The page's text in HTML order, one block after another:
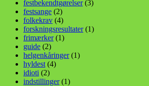
festbekendtgørelser(3)
festsange (2)
folkekrav (4)
forskningsresultater(1)
frimærker(1)
guide (2)
helgenkåringer(1)
hyldest (4)
idioti (2)
indstillinger(1)